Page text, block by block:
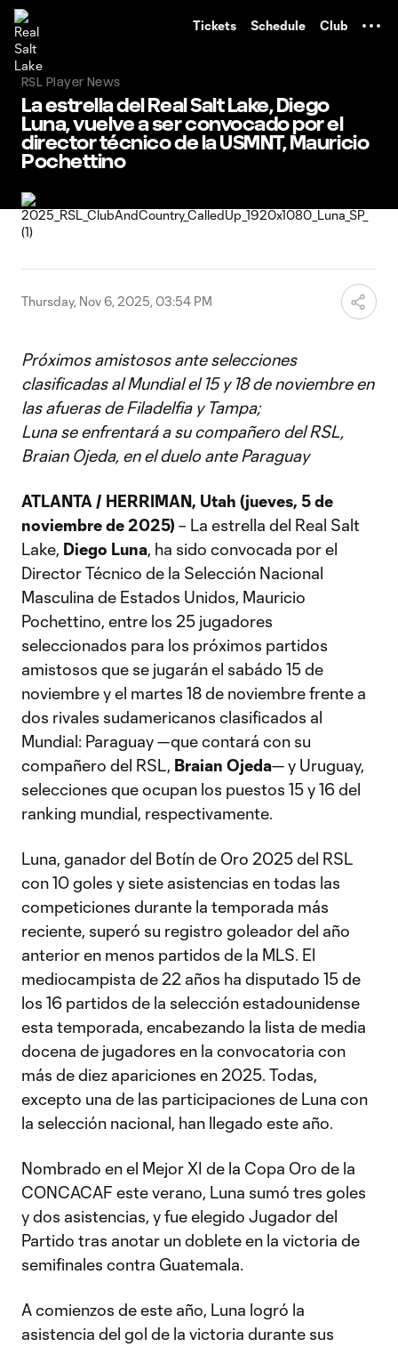
Tickets Schedule Club
RSL Player News
La estrella del Real Salt Lake, Diego
Luna, vuelve a ser convocado por el
director técnico de la USMNT, Mauricio
Pochettino
Thursday, Nov 6, 2025, 03:54 PM
Próximos amistosos ante selecciones
clasificadas al Mundial el 15 y 18 de noviembre en
las afueras de Filadelfia y Tampa;
Luna se enfrentará a su compañero del RSL,
Braian Ojeda, en el duelo ante Paraguay
ATLANTA / HERRIMAN, Utah (jueves, 5 de
noviembre de 2025) – La estrella del Real Salt
Lake, Diego Luna, ha sido convocada por el
Director Técnico de la Selección Nacional
Masculina de Estados Unidos, Mauricio
Pochettino, entre los 25 jugadores
seleccionados para los próximos partidos
amistosos que se jugarán el sabádo 15 de
noviembre y el martes 18 de noviembre frente a
dos rivales sudamericanos clasificados al
Mundial: Paraguay —que contará con su
compañero del RSL, Braian Ojeda— y Uruguay,
selecciones que ocupan los puestos 15 y 16 del
ranking mundial, respectivamente.
Luna, ganador del Botín de Oro 2025 del RSL
con 10 goles y siete asistencias en todas las
competiciones durante la temporada más
reciente, superó su registro goleador del año
anterior en menos partidos de la MLS. El
mediocampista de 22 años ha disputado 15 de
los 16 partidos de la selección estadounidense
esta temporada, encabezando la lista de media
docena de jugadores en la convocatoria con
más de diez apariciones en 2025. Todas,
excepto una de las participaciones de Luna con
la selección nacional, han llegado este año.
Nombrado en el Mejor XI de la Copa Oro de la
CONCACAF este verano, Luna sumó tres goles
y dos asistencias, y fue elegido Jugador del
Partido tras anotar un doblete en la victoria de
semifinales contra Guatemala.
A comienzos de este año, Luna logró la
asistencia del gol de la victoria durante sus